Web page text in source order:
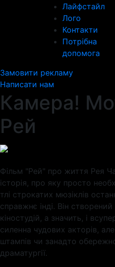
Лайфстайл
Лого
Контакти
Потрібна
допомога
Замовити рекламу
Написати нам
Камера!
Рей
Фільм "Рей" про життя Рея
історія, про яку просто
тлі строкатих мюзіклів
справжнє інді. Він
кіностудій, а значить, і
силенна чудових акторів,
штампів чи занадто
драматургії.